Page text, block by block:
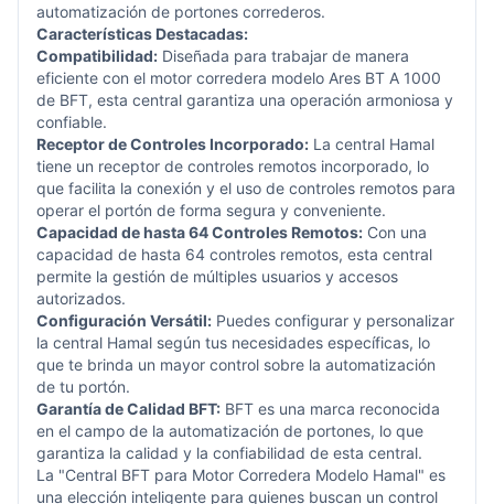
automatización de portones correderos.
Características Destacadas:
Compatibilidad: Diseñada para trabajar de manera
eficiente con el motor corredera modelo Ares BT A 1000
de BFT, esta central garantiza una operación armoniosa y
confiable.
Receptor de Controles Incorporado: La central Hamal
tiene un receptor de controles remotos incorporado, lo
que facilita la conexión y el uso de controles remotos para
operar el portón de forma segura y conveniente.
Capacidad de hasta 64 Controles Remotos: Con una
capacidad de hasta 64 controles remotos, esta central
permite la gestión de múltiples usuarios y accesos
autorizados.
Configuración Versátil: Puedes configurar y personalizar
la central Hamal según tus necesidades específicas, lo
que te brinda un mayor control sobre la automatización
de tu portón.
Garantía de Calidad BFT: BFT es una marca reconocida
en el campo de la automatización de portones, lo que
garantiza la calidad y la confiabilidad de esta central.
La "Central BFT para Motor Corredera Modelo Hamal" es
una elección inteligente para quienes buscan un control